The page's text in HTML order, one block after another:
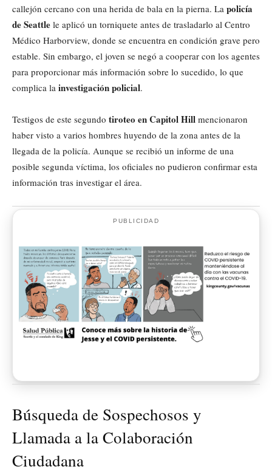
callejón cercano con una herida de bala en la pierna. La policía
de Seattle le aplicó un torniquete antes de trasladarlo al Centro
Médico Harborview, donde se encuentra en condición grave pero
estable. Sin embargo, el joven se negó a cooperar con los agentes
para proporcionar más información sobre lo sucedido, lo que
complica la investigación policial.
Testigos de este segundo tiroteo en Capitol Hill mencionaron
haber visto a varios hombres huyendo de la zona antes de la
llegada de la policía. Aunque se recibió un informe de una
posible segunda víctima, los oficiales no pudieron confirmar esta
información tras investigar el área.
PUBLICIDAD
Búsqueda de Sospechosos y
Llamada a la Colaboración
Ciudadana